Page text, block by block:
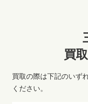
買
買取の際は下記のいず
ください。